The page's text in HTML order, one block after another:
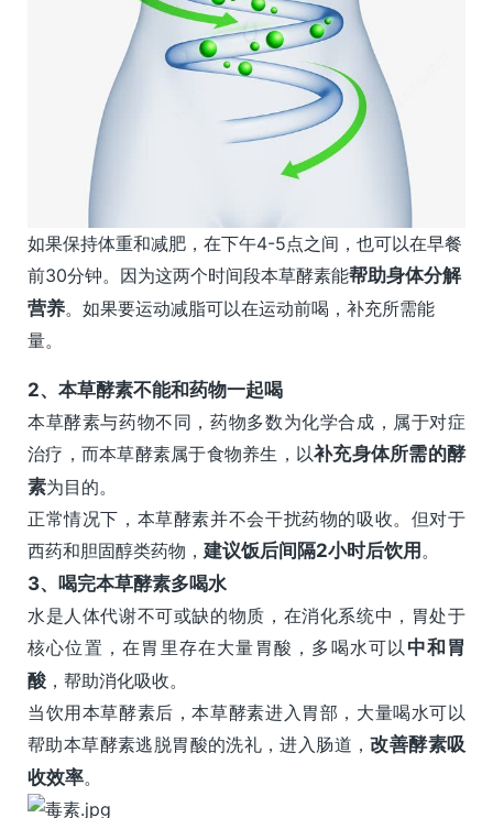
如果保持体重和减肥，在下午4-5点之间，也可以在早餐
前30分钟。因为这两个时间段本草酵素能帮助身体分解
营养。如果要运动减脂可以在运动前喝，补充所需能
量。
2、本草酵素不能和药物一起喝
本草酵素与药物不同，药物多数为化学合成，属于对症
治疗，而本草酵素属于食物养生，以补充身体所需的酵
素为目的。
正常情况下，本草酵素并不会干扰药物的吸收。但对于
西药和胆固醇类药物， 建议饭后间隔2小时后饮用 。
3、 喝完本草酵素多喝水
水是人体代谢不可或缺的物质，在消化系统中，胃处于
核心位置，在胃里存在大量胃酸，多喝水可以 中和胃
酸 ，帮助消化吸收。
当饮用本草酵素后，本草酵素进入胃部，大量喝水可以
帮助本草酵素逃脱胃酸的洗礼，进入肠道，改善酵素吸
收效率。